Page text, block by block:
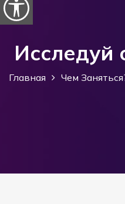
Откройте параметры
Исследуй
Главная Чем